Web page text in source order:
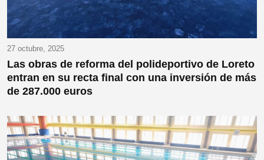
27 octubre, 2025
Las obras de reforma del polideportivo de Loreto
entran en su recta final con una inversión de más
de 287.000 euros